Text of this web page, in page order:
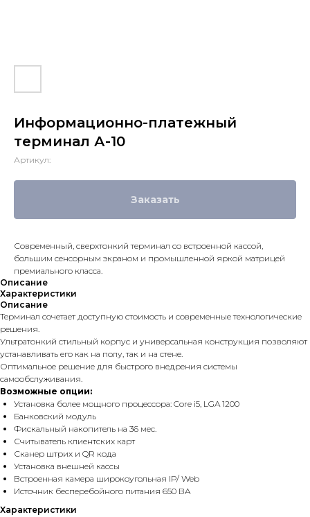
Информационно-платежный
терминал А-10
Артикул:
Заказать
Современный, сверхтонкий терминал со встроенной кассой,
большим сенсорным экраном и промышленной яркой матрицей
премиального класса.
Описание
Характеристики
Описание
Терминал сочетает доступную стоимость и современные технологические
решения.
Ультратонкий стильный корпус и универсальная конструкция позволяют
устанавливать его как на полу, так и на стене.
Оптимальное решение для быстрого внедрения системы
самообслуживания.
Возможные опции:
Установка более мощного процессора: Core i5, LGA 1200
Банковский модуль
Фискальный накопитель на 36 мес.
Считыватель клиентских карт
Сканер штрих и QR кода
Установка внешней кассы
Встроенная камера широкоугольная IP/ Web
Источник бесперебойного питания 650 ВA
Характеристики